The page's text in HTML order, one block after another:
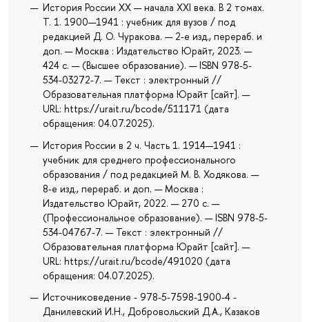
История России XX — начала XXI века. В 2 томах.
Т. 1. 1900—1941 : учебник для вузов / под
редакцией Д. О. Чуракова. — 2-е изд., перераб. и
доп. — Москва : Издательство Юрайт, 2023. —
424 с. — (Высшее образование). — ISBN 978-5-
534-03272-7. — Текст : электронный //
Образовательная платформа Юрайт [сайт]. —
URL: https://urait.ru/bcode/511171 (дата
обращения: 04.07.2025).
История России в 2 ч. Часть 1. 1914—1941 :
учебник для среднего профессионального
образования / под редакцией М. В. Ходякова. —
8-е изд., перераб. и доп. — Москва :
Издательство Юрайт, 2022. — 270 с. —
(Профессиональное образование). — ISBN 978-5-
534-04767-7. — Текст : электронный //
Образовательная платформа Юрайт [сайт]. —
URL: https://urait.ru/bcode/491020 (дата
обращения: 04.07.2025).
Источниковедение - 978-5-7598-1900-4 -
Данилевский И.Н., Добровольский Д.А., Казаков